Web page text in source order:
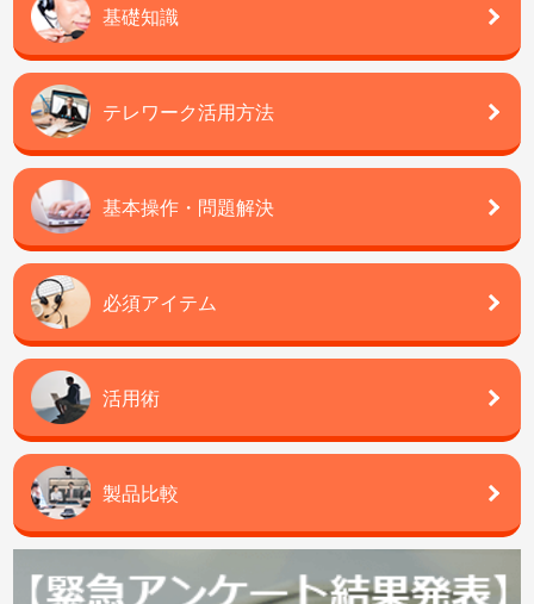
基礎知識
テレワーク活用方法
基本操作・問題解決
必須アイテム
活用術
製品比較